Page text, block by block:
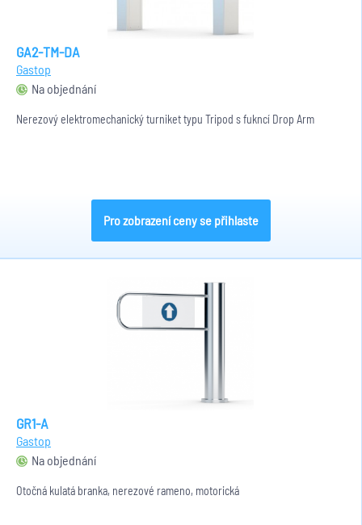
GA2-TM-DA
Gastop
Na objednání
Nerezový elektromechanický turniket typu Tripod s fukncí Drop Arm
Pro zobrazení ceny se přihlaste
GR1-A
Gastop
Na objednání
Otočná kulatá branka, nerezové rameno, motorická